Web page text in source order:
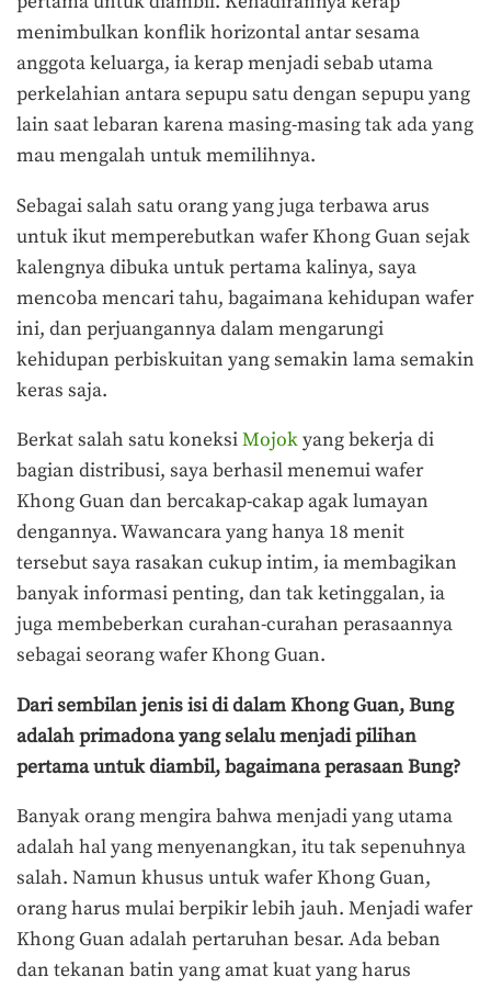
menimbulkan konflik horizontal antar sesama
anggota keluarga, ia kerap menjadi sebab utama
perkelahian antara sepupu satu dengan sepupu yang
lain saat lebaran karena masing-masing tak ada yang
mau mengalah untuk memilihnya.
Sebagai salah satu orang yang juga terbawa arus
untuk ikut memperebutkan wafer Khong Guan sejak
kalengnya dibuka untuk pertama kalinya, saya
mencoba mencari tahu, bagaimana kehidupan wafer
ini, dan perjuangannya dalam mengarungi
kehidupan perbiskuitan yang semakin lama semakin
keras saja.
Berkat salah satu koneksiMojokyang bekerja di
bagian distribusi, saya berhasil menemui wafer
Khong Guan dan bercakap-cakap agak lumayan
dengannya. Wawancara yang hanya 18 menit
tersebut saya rasakan cukup intim, ia membagikan
banyak informasi penting, dan tak ketinggalan, ia
juga membeberkan curahan-curahan perasaannya
sebagai seorang wafer Khong Guan.
Dari sembilan jenis isi di dalam Khong Guan, Bung
adalah primadona yang selalu menjadi pilihan
pertama untuk diambil, bagaimana perasaan Bung?
Banyak orang mengira bahwa menjadi yang utama
adalah hal yang menyenangkan, itu tak sepenuhnya
salah. Namun khusus untuk wafer Khong Guan,
orang harus mulai berpikir lebih jauh. Menjadi wafer
Khong Guan adalah pertaruhan besar. Ada beban
dan tekanan batin yang amat kuat yang harus